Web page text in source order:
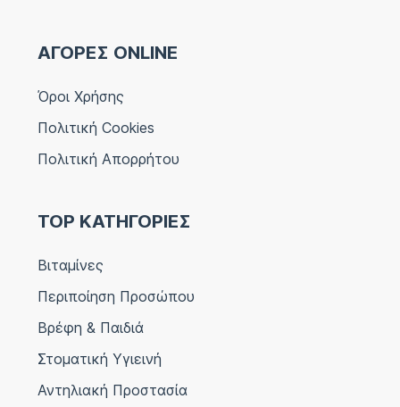
ΑΓΟΡΕΣ ONLINE
Όροι Χρήσης
Πολιτική Cookies
Πολιτική Απορρήτου
TOP ΚΑΤΗΓΟΡΙΕΣ
Βιταμίνες
Περιποίηση Προσώπου
Βρέφη & Παιδιά
Στοματική Υγιεινή
Αντηλιακή Προστασία